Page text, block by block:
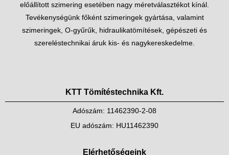
előállított szimering esetében nagy méretválasztékot kínál.
Tevékenységünk főként szimeringek gyártása, valamint
szimeringek, O-gyűrűk, hidraulikatömítések, gépészeti és
szereléstechnikai áruk kis- és nagykereskedelme.
KTT Tömítéstechnika Kft.
Adószám: 11462390-2-08
EU adószám: HU11462390
Elérhetőségeink